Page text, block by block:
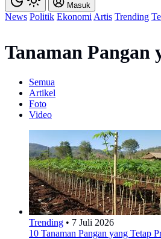
Masuk
News Politik Ekonomi Artis Trending
Tanaman
Semua
Artikel
Foto
Video
Trending • 7 Juli 2026
10 Tanaman Pangan yang Tetap